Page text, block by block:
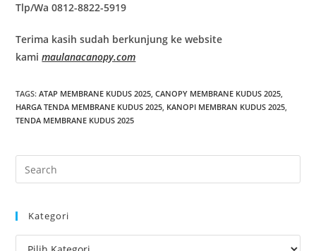
Tlp/Wa 0812-8822-5919
Terima kasih sudah berkunjung ke website
kamimaulanacanopy.com
TAGS:ATAP MEMBRANE KUDUS 2025, CANOPY MEMBRANE KUDUS 2025,
HARGA TENDA MEMBRANE KUDUS 2025, KANOPI MEMBRAN KUDUS 2025,
TENDA MEMBRANE KUDUS 2025
the
Kategori
Kategori